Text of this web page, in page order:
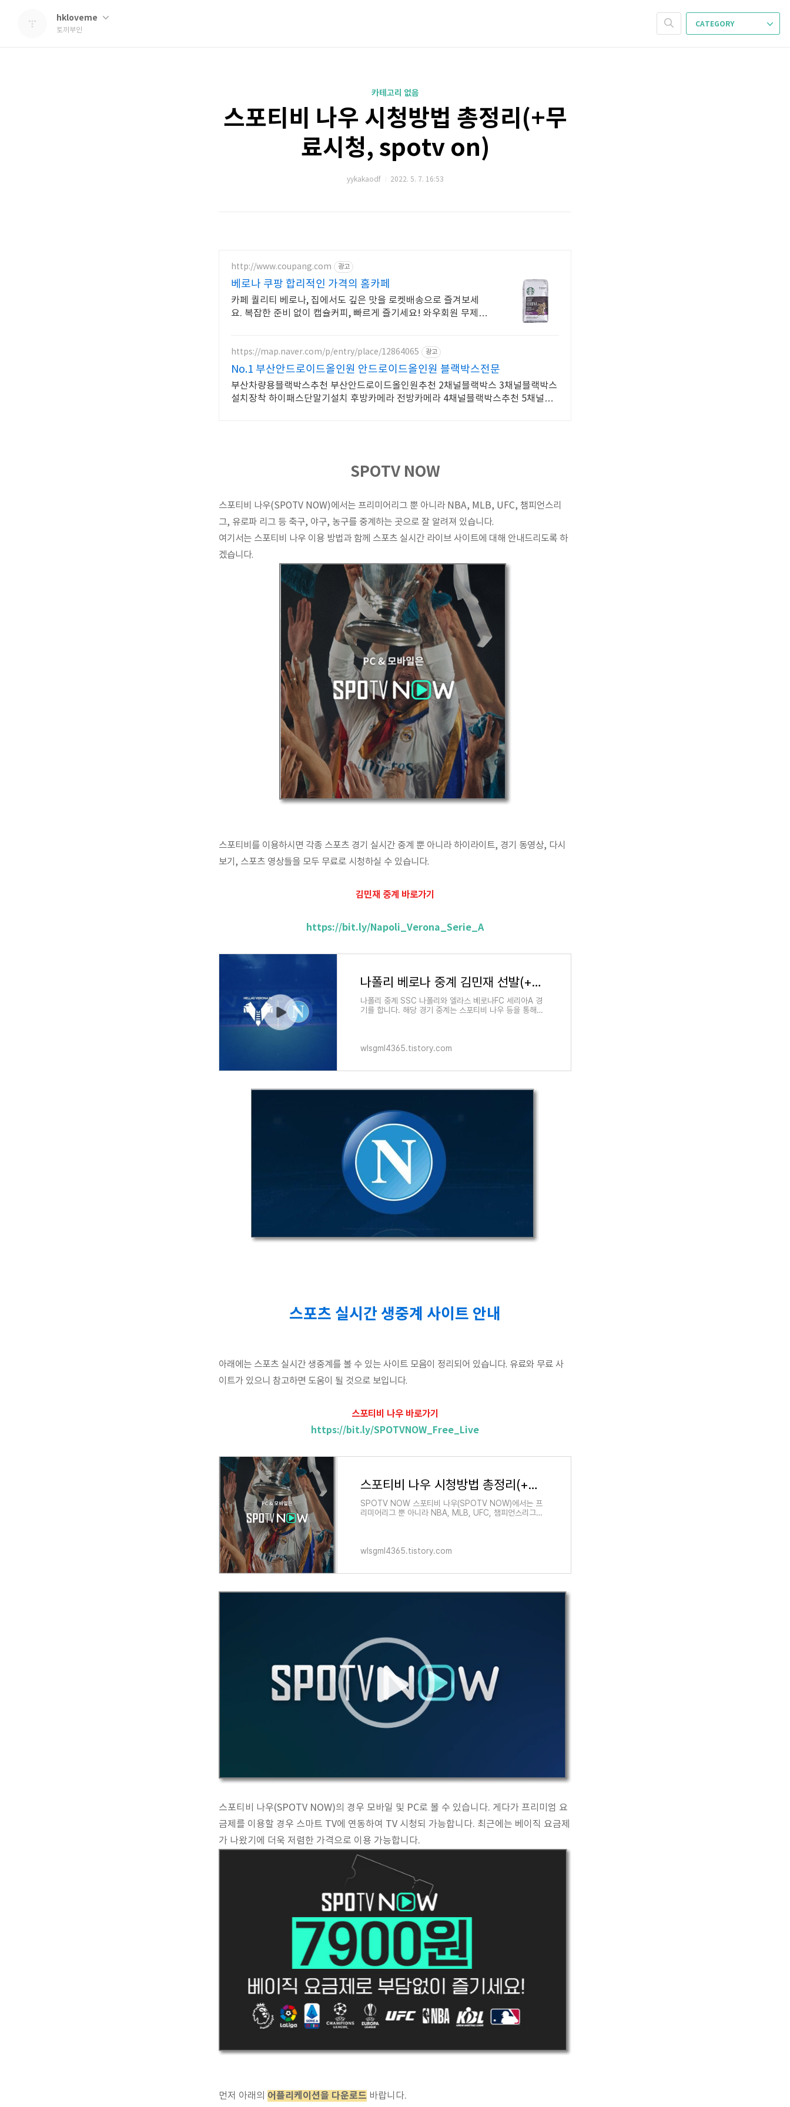
hkloveme
토끼부인
CATEGORY
카테고리 없음
스포티비 나우 시청방법 총정리(+무
료시청, spotv on)
yykakaodf 2022. 5. 7. 16:53
http://www.coupang.com 광고
베로나 쿠팡 합리적인 가격의 홈카페
카페 퀄리티 베로나, 집에서도 깊은 맛을 로켓배송으로 즐겨보세
요. 복잡한 준비 없이 캡슐커피, 빠르게 즐기세요! 와우회원 무제한
https://map.naver.com/p/entry/place/12864065 광고
No.1 부산안드로이드올인원 안드로이드올인원 블랙박스전문
부산차량용블랙박스추천 부산안드로이드올인원추천 2채널블랙박스 3채널블랙박스
설치장착 하이패스단말기설치 후방카메라 전방카메라 4채널블랙박스추천 5채널블
SPOTV NOW
스포티비 나우(SPOTV NOW)에서는 프리미어리그 뿐 아니라 NBA, MLB, UFC, 챔피언스리
그, 유로파 리그 등 축구, 야구, 농구를 중계하는 곳으로 잘 알려져 있습니다.
여기서는 스포티비 나우 이용 방법과 함께 스포츠 실시간 라이브 사이트에 대해 안내드리도록 하
겠습니다.
스포티비를 이용하시면 각종 스포츠 경기 실시간 중계 뿐 아니라 하이라이트, 경기 동영상, 다시
보기, 스포츠 영상들을 모두 무료로 시청하실 수 있습니다.
김민재 중계 바로가기
https://bit.ly/Napoli_Verona_Serie_A
나폴리 베로나 중계 김민재 선발(+무료)
나폴리 중계 SSC 나폴리와 엘라스 베로나FC 세리아A 경
기를 합니다. 해당 경기 중계는 스포티비 나우 등을 통해
wlsgml4365.tistory.com
스포츠 실시간 생중계 사이트 안내
아래에는 스포츠 실시간 생중계를 볼 수 있는 사이트 모음이 정리되어 있습니다. 유료와 무료 사
이트가 있으니 참고하면 도움이 될 것으로 보입니다.
스포티비 나우 바로가기
https://bit.ly/SPOTVNOW_Free_Live
스포티비 나우 시청방법 총정리(+무료시청, spotv on)
SPOTV NOW 스포티비 나우(SPOTV NOW)에서는 프
리미어리그 뿐 아니라 NBA, MLB, UFC, 챔피언스리그,
wlsgml4365.tistory.com
스포티비 나우(SPOTV NOW)의 경우 모바일 및 PC로 볼 수 있습니다. 게다가 프리미엄 요
금제를 이용할 경우 스마트 TV에 연동하여 TV 시청되 가능합니다. 최근에는 베이직 요금제
가 나왔기에 더욱 저렴한 가격으로 이용 가능합니다.
먼저 아래의 어플리케이션을 다운로드 바랍니다.